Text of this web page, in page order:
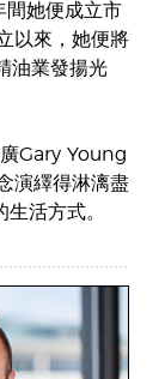
間她便成立市
以來，她便將
油業發揚光
Gary Young
演繹得淋漓盡
活方式。